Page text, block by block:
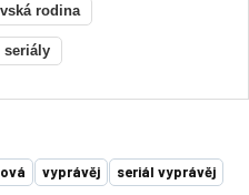
rodina
seriály
vyprávěj seriál vyprávěj